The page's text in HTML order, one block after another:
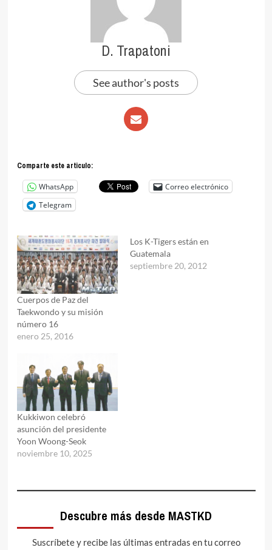
D. Trapatoni
See author's posts
Comparte este articulo:
WhatsApp
Correo electrónico
Telegram
Cuerpos de Paz del
Taekwondo y su misión
número 16
enero 25, 2016
Los K-Tigers están en
Guatemala
septiembre 20, 2012
Kukkiwon celebró
asunción del presidente
Yoon Woong-Seok
noviembre 10, 2025
Descubre más desde MASTKD
Suscríbete y recibe las últimas entradas en tu correo